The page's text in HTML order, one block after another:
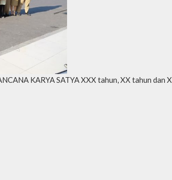
KARYA SATYA XXX tahun, XX tahun dan X